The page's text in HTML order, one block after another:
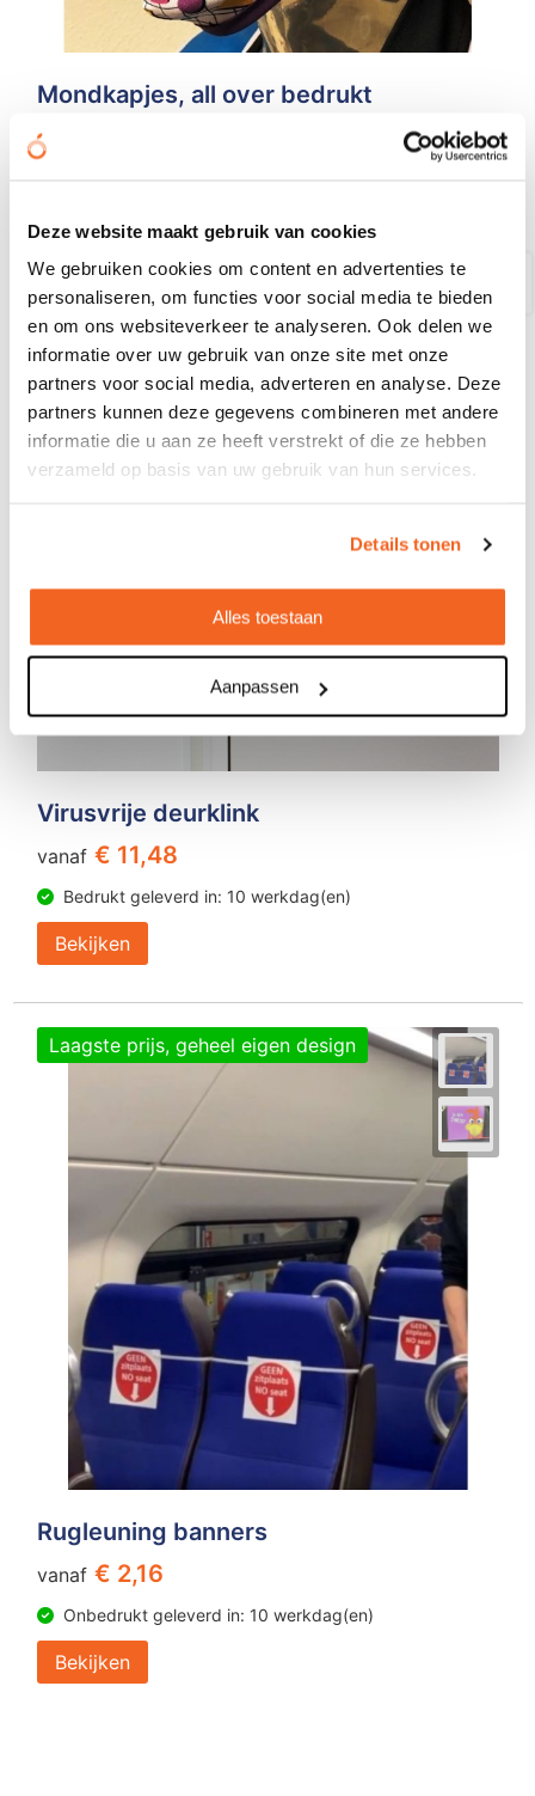
Deze website maakt gebruik van cookies
We gebruiken cookies om content en advertenties te
personaliseren, om functies voor social media te bieden
en om ons websiteverkeer te analyseren. Ook delen we
informatie over uw gebruik van onze site met onze
partners voor social media, adverteren en analyse. Deze
partners kunnen deze gegevens combineren met andere
informatie die u aan ze heeft verstrekt of die ze hebben
verzameld op basis van uw gebruik van hun services.
Details tonen
Alles toestaan
Aanpassen
Mondkapjes, all over bedrukt
vanaf
Bekijken
Safety First
Virusvrije deurklink
vanaf € 11,48
Bedrukt geleverd in: 10 werkdag(en)
Bekijken
Laagste prijs, geheel eigen design
Rugleuning banners
vanaf € 2,16
Onbedrukt geleverd in: 10 werkdag(en)
Bekijken